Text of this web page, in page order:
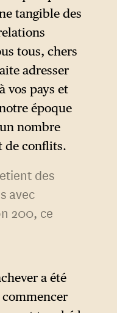
tangible des
tous, chers
adresser
vos pays et
époque
nombre
de conflits.
des
avec
200, ce
salue ici
décidé
a été